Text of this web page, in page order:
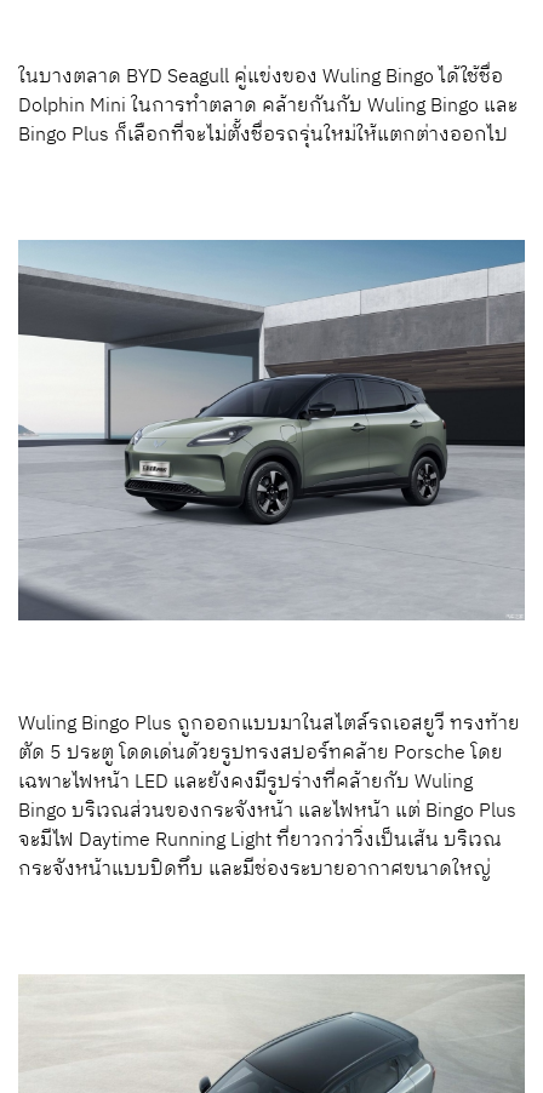
ในบางตลาด BYD Seagull คู่แข่งของ Wuling Bingo ได้ใช้ชื่อ
Dolphin Mini ในการทำตลาด คล้ายกันกับ Wuling Bingo และ
Bingo Plus ก็เลือกที่จะไม่ตั้งชื่อรถรุ่นใหม่ให้แตกต่างออกไป
Wuling Bingo Plus ถูกออกแบบมาในสไตล์รถเอสยูวี ทรงท้าย
ตัด 5 ประตู โดดเด่นด้วยรูปทรงสปอร์ทคล้าย Porsche โดย
เฉพาะไฟหน้า LED และยังคงมีรูปร่างที่คล้ายกับ Wuling
Bingo บริเวณส่วนของกระจังหน้า และไฟหน้า แต่ Bingo Plus
จะมีไฟ Daytime Running Light ที่ยาวกว่าวิ่งเป็นเส้น บริเวณ
กระจังหน้าแบบปิดทึบ และมีช่องระบายอากาศขนาดใหญ่